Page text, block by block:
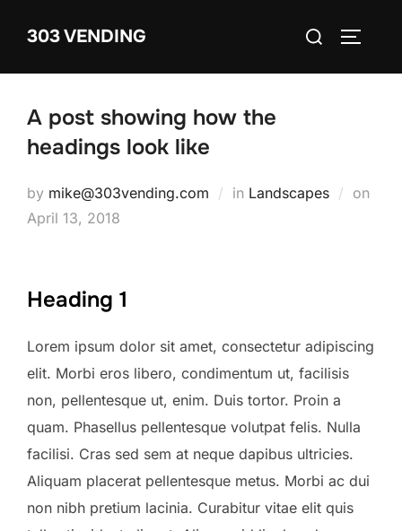
303 VENDING
Search
A post showing how the
headings look like
by mike@303vending.com in Landscapes on
April 13, 2018
Heading 1
Lorem ipsum dolor sit amet, consectetur adipiscing
elit. Morbi eros libero, condimentum ut, facilisis
non, pellentesque ut, enim. Duis tortor. Proin a
quam. Phasellus pellentesque volutpat felis. Nulla
facilisi. Cras sed sem at neque dapibus ultricies.
Aliquam placerat pellentesque metus. Morbi ac dui
non nibh pretium lacinia. Curabitur vitae elit quis